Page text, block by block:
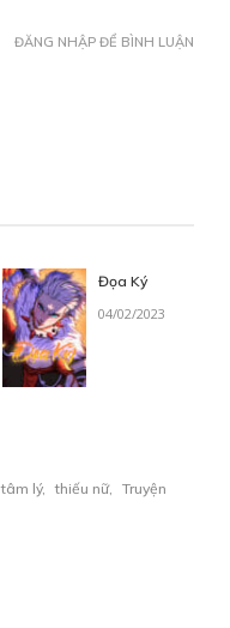
ĐĂNG NHẬP ĐỂ BÌNH LUẬN
Đọa Ký
04/02/2023
tâm lý, thiếu nữ,
Truyện